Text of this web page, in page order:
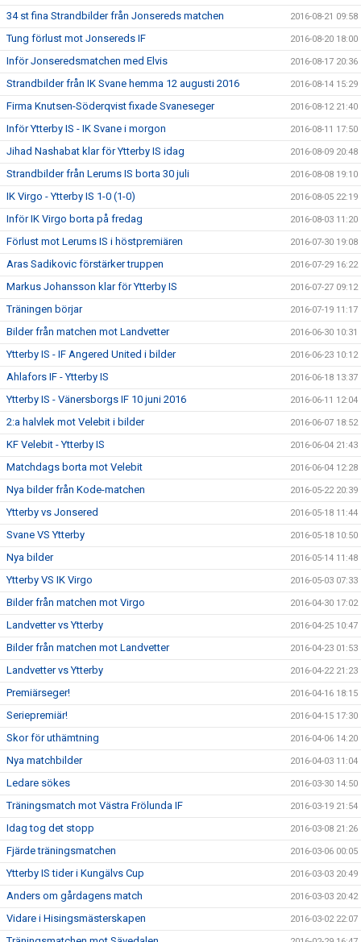
34 st fina Strandbilder från Jonsereds matchen 2016-08-21 09:58
Tung förlust mot Jonsereds IF 2016-08-20 18:00
Inför Jonseredsmatchen med Elvis 2016-08-17 20:36
Strandbilder från IK Svane hemma 12 augusti 2016 2016-08-14 15:29
Firma Knutsen-Söderqvist fixade Svaneseger 2016-08-12 21:40
Inför Ytterby IS - IK Svane i morgon 2016-08-11 17:50
Jihad Nashabat klar för Ytterby IS idag 2016-08-09 20:48
Strandbilder från Lerums IS borta 30 juli 2016-08-08 19:10
IK Virgo - Ytterby IS 1-0 (1-0) 2016-08-05 22:19
Inför IK Virgo borta på fredag 2016-08-03 11:20
Förlust mot Lerums IS i höstpremiären 2016-07-30 19:08
Aras Sadikovic förstärker truppen 2016-07-29 16:22
Markus Johansson klar för Ytterby IS 2016-07-27 09:12
Träningen börjar 2016-07-19 11:17
Bilder från matchen mot Landvetter 2016-06-30 10:31
Ytterby IS - IF Angered United i bilder 2016-06-23 10:12
Ahlafors IF - Ytterby IS 2016-06-18 13:37
Ytterby IS - Vänersborgs IF 10 juni 2016 2016-06-11 12:04
2:a halvlek mot Velebit i bilder 2016-06-07 18:52
KF Velebit - Ytterby IS 2016-06-04 21:43
Matchdags borta mot Velebit 2016-06-04 12:28
Nya bilder från Kode-matchen 2016-05-22 20:39
Ytterby vs Jonsered 2016-05-18 11:44
Svane VS Ytterby 2016-05-18 10:50
Nya bilder 2016-05-14 11:48
Ytterby VS IK Virgo 2016-05-03 07:33
Bilder från matchen mot Virgo 2016-04-30 17:02
Landvetter vs Ytterby 2016-04-25 10:47
Bilder från matchen mot Landvetter 2016-04-23 01:53
Landvetter vs Ytterby 2016-04-22 21:23
Premiärseger! 2016-04-16 18:15
Seriepremiär! 2016-04-15 17:30
Skor för uthämtning 2016-04-06 14:20
Nya matchbilder 2016-04-03 11:04
Ledare sökes 2016-03-30 14:50
Träningsmatch mot Västra Frölunda IF 2016-03-19 21:54
Idag tog det stopp 2016-03-08 21:26
Fjärde träningsmatchen 2016-03-06 00:05
Ytterby IS tider i Kungälvs Cup 2016-03-03 20:49
Anders om gårdagens match 2016-03-03 20:42
Vidare i Hisingsmästerskapen 2016-03-02 22:07